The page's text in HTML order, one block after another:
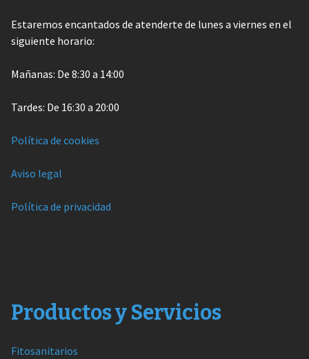
Estaremos encantados de atenderte de lunes a viernes en el
siguiente horario:
Mañanas: De 8:30 a 14:00
Tardes: De 16:30 a 20:00
Política de cookies
Aviso legal
Política de privacidad
Productos y Servicios
Fitosanitarios